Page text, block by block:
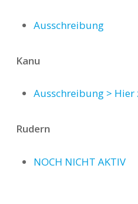
Ausschreibung
Kanu
Ausschreibung >
Rudern
NOCH NICHT AKTIV